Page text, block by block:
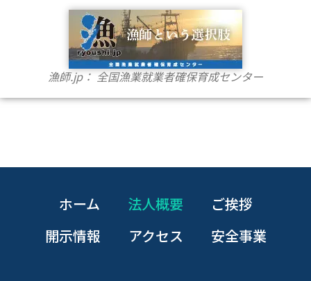
漁師.jp： 全国漁業就業者確保育成センター
ホーム 法人概要
ご挨拶
開示情報
アクセス 安全事業